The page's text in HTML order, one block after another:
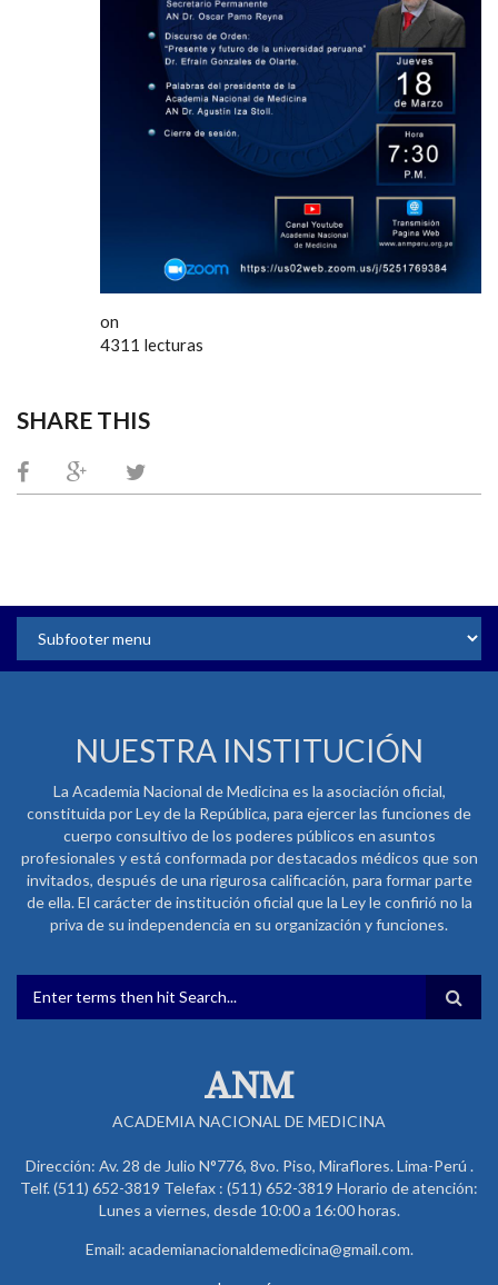
on
4311 lecturas
SHARE THIS
NUESTRA INSTITUCIÓN
La Academia Nacional de Medicina es la asociación oficial,
constituida por Ley de la República, para ejercer las funciones de
cuerpo consultivo de los poderes públicos en asuntos
profesionales y está conformada por destacados médicos que son
invitados, después de una rigurosa calificación, para formar parte
de ella. El carácter de institución oficial que la Ley le confirió no la
priva de su independencia en su organización y funciones.
FORMULARIO DE BÚSQUEDA
ANM
ACADEMIA NACIONAL DE MEDICINA
Dirección: Av. 28 de Julio N°776, 8vo. Piso, Miraflores. Lima-Perú .
Telf. (511) 652-3819 Telefax : (511) 652-3819 Horario de atención:
Lunes a viernes, desde 10:00 a 16:00 horas.
Email: academianacionaldemedicina@gmail.com.